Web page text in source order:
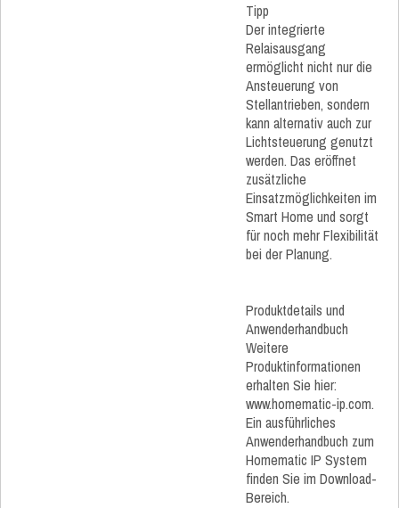
Tipp
Der integrierte
Relaisausgang
ermöglicht nicht nur die
Ansteuerung von
Stellantrieben, sondern
kann alternativ auch zur
Lichtsteuerung genutzt
werden. Das eröffnet
zusätzliche
Einsatzmöglichkeiten im
Smart Home und sorgt
für noch mehr Flexibilität
bei der Planung.
Produktdetails und
Anwenderhandbuch
Weitere
Produktinformationen
erhalten Sie hier:
www.homematic-ip.com.
Ein ausführliches
Anwenderhandbuch zum
Homematic IP System
finden Sie im Download-
Bereich.